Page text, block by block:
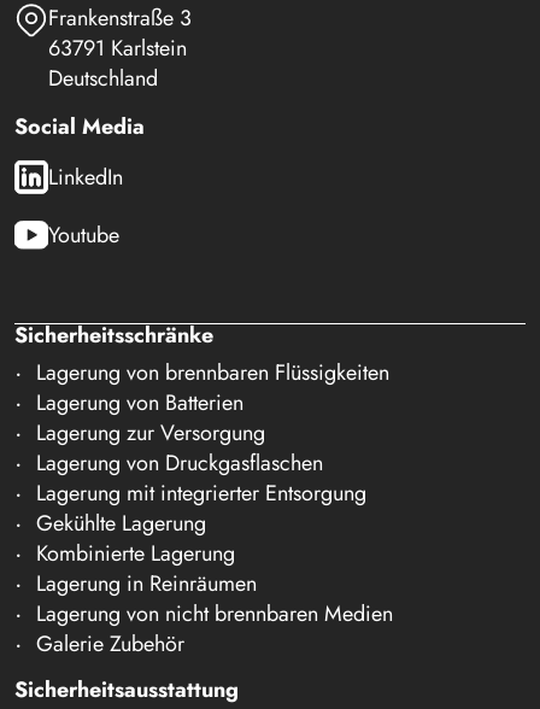
Frankenstraße 3
63791 Karlstein
Deutschland
Social Media
LinkedIn
Youtube
Sicherheitsschränke
Lagerung von brennbaren Flüssigkeiten
Lagerung von Batterien
Lagerung zur Versorgung
Lagerung von Druckgasflaschen
Lagerung mit integrierter Entsorgung
Gekühlte Lagerung
Kombinierte Lagerung
Lagerung in Reinräumen
Lagerung von nicht brennbaren Medien
Galerie Zubehör
Sicherheitsausstattung